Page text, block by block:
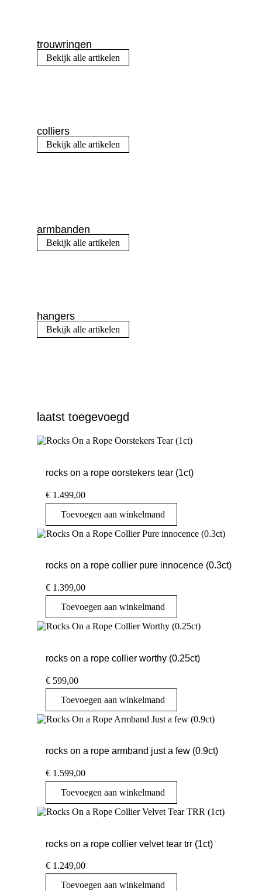
trouwringen
Bekijk alle artikelen
colliers
Bekijk alle artikelen
armbanden
Bekijk alle artikelen
hangers
Bekijk alle artikelen
laatst toegevoegd
rocks on a rope oorstekers tear (1ct)
€ 1.499,00
Toevoegen aan winkelmand
rocks on a rope collier pure innocence (0.3ct)
€ 1.399,00
Toevoegen aan winkelmand
rocks on a rope collier worthy (0.25ct)
€ 599,00
Toevoegen aan winkelmand
rocks on a rope armband just a few (0.9ct)
€ 1.599,00
Toevoegen aan winkelmand
rocks on a rope collier velvet tear trr (1ct)
€ 1.249,00
Toevoegen aan winkelmand